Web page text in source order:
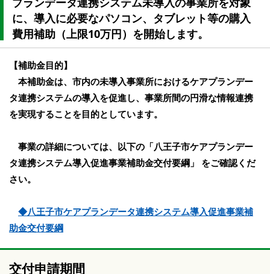
に、導入に必要なパソコン、タブレット等の購入
費用補助（上限10万円）を開始します。
【補助金目的】
本補助金は、市内の未導入事業所におけるケアプランデー
タ連携システムの導入を促進し、事業所間の円滑な情報連携
を実現することを目的としています。
事業の詳細については、以下の「八王子市ケアプランデー
タ連携システム導入促進事業補助金交付要綱」 をご確認くだ
さい。
◆八王子市ケアプランデータ連携システム導入促進事業補
助金交付要綱
交付申請期間